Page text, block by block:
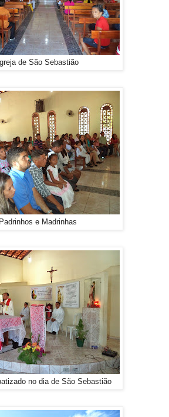
Igreja de São Sebastião
Padrinhos e Madrinhas
no dia de São Sebastião